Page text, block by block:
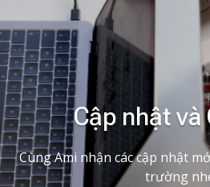
Cập nhật và
Cùng Ami nhận các cập nhật
trường